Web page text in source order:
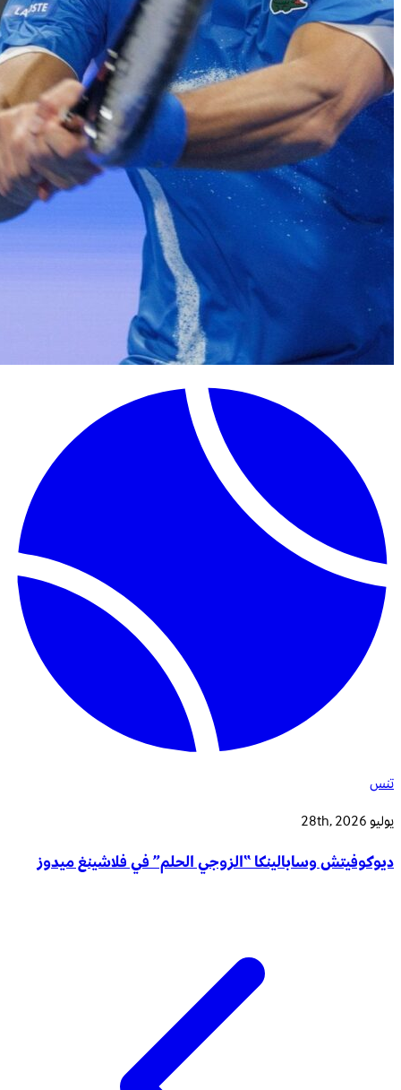
تنس
يوليو 28th, 2026
ديوكوفيتش وسابالينكا “الزوجي الحلم” في فلاشينغ ميدوز